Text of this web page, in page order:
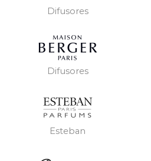
Difusores
Difusores
Esteban